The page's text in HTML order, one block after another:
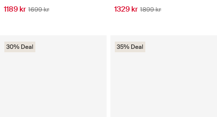
1189 kr 1699 kr 1329 kr 1899 kr
30% Deal 35% Deal